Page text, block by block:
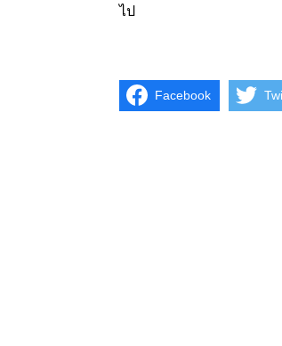
ไป
Facebook